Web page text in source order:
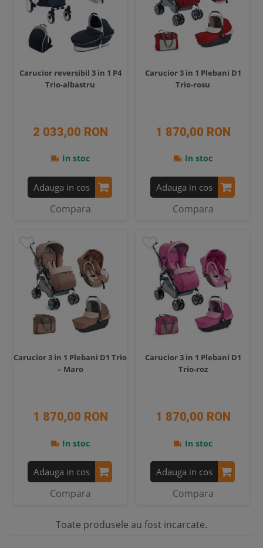
Carucior reversibil 3 in 1 P4
Trio-albastru
2 033,00 RON
In stoc
Adauga in cos
Compara
Carucior 3 in 1 Plebani D1
Trio-rosu
1 870,00 RON
In stoc
Adauga in cos
Compara
Carucior 3 in 1 Plebani D1 Trio
– Maro
1 870,00 RON
In stoc
Adauga in cos
Compara
Carucior 3 in 1 Plebani D1
Trio-roz
1 870,00 RON
In stoc
Adauga in cos
Compara
Toate produsele au fost incarcate.